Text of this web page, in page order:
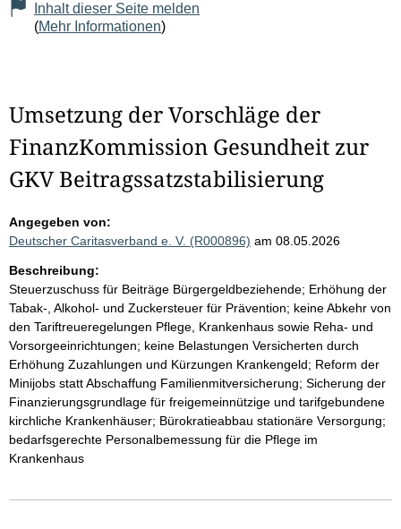
Inhalt dieser Seite melden
(Mehr Informationen)
Umsetzung der Vorschläge der
FinanzKommission Gesundheit zur
GKV Beitragssatzstabilisierung
Angegeben von:
Deutscher Caritasverband e. V. (R000896) am 08.05.2026
Beschreibung:
Steuerzuschuss für Beiträge Bürgergeldbeziehende; Erhöhung der
Tabak-, Alkohol- und Zuckersteuer für Prävention; keine Abkehr von
den Tariftreueregelungen Pflege, Krankenhaus sowie Reha- und
Vorsorgeeinrichtungen; keine Belastungen Versicherten durch
Erhöhung Zuzahlungen und Kürzungen Krankengeld; Reform der
Minijobs statt Abschaffung Familienmitversicherung; Sicherung der
Finanzierungsgrundlage für freigemeinnützige und tarifgebundene
kirchliche Krankenhäuser; Bürokratieabbau stationäre Versorgung;
bedarfsgerechte Personalbemessung für die Pflege im
Krankenhaus